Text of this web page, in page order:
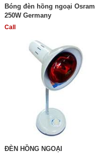
Bóng đèn hồng ngoại Osram
250W Germany
Call
ĐÈN HỒNG NGOẠI